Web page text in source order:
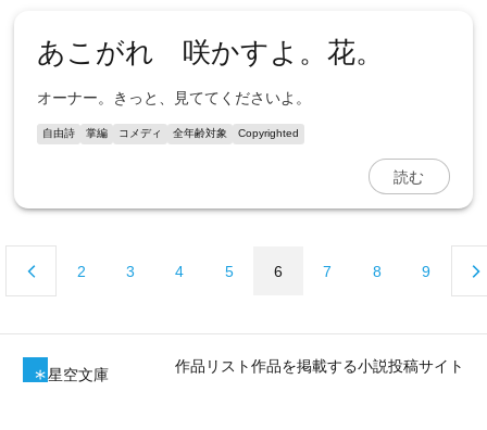
あこがれ 咲かすよ。花。
オーナー。きっと、見ててくださいよ。
自由詩 掌編 コメディ 全年齢対象 Copyrighted
読む
2 3 4 5 6 7 8 9
星空文庫 作品リスト作品を掲載する小説投稿サイト